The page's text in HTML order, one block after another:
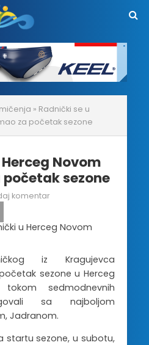
» Radnički se u
za početak sezone
Novom
sezone
komentar
iz Kragujevca
sezone u Herceg
sedmodnevnih
sa najboljom
Jadranom.
startu sezone, u subotu,